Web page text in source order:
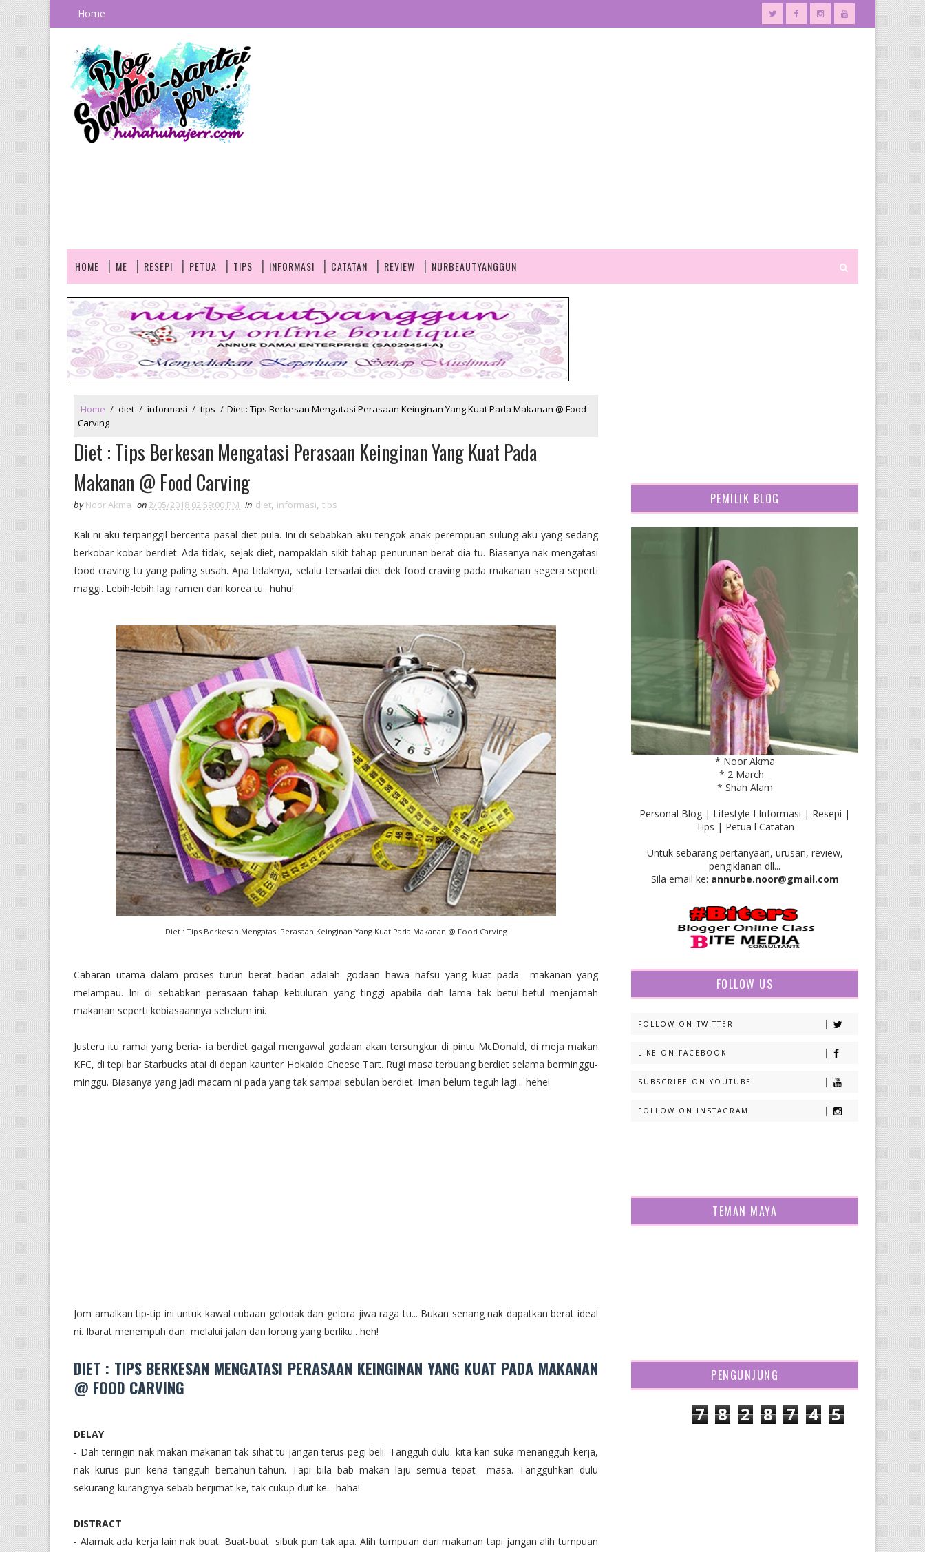
Home
HOME ME RESEPI PETUA TIPS INFORMASI CATATAN REVIEW NURBEAUTYANGGUN
Home / diet / informasi / tips / Diet : Tips Berkesan Mengatasi Perasaan Keinginan Yang Kuat Pada Makanan @ Food
Carving
Diet : Tips Berkesan Mengatasi Perasaan Keinginan Yang Kuat Pada
Makanan @ Food Carving
by Noor Akma on2/05/2018 02:59:00 PM in diet, informasi, tips
Kali ni aku terpanggil bercerita pasal diet pula. Ini di sebabkan aku tengok anak perempuan sulung aku yang sedang
berkobar-kobar berdiet. Ada tidak, sejak diet, nampaklah sikit tahap penurunan berat dia tu. Biasanya nak mengatasi
food craving tu yang paling susah. Apa tidaknya, selalu tersadai diet dek food craving pada makanan segera seperti
maggi. Lebih-lebih lagi ramen dari korea tu.. huhu!
Diet : Tips Berkesan Mengatasi Perasaan Keinginan Yang Kuat Pada Makanan @ Food Carving
Cabaran utama dalam proses turun berat badan adalah godaan hawa nafsu yang kuat pada makanan yang
melampau. Ini di sebabkan perasaan tahap kebuluran yang tinggi apabila dah lama tak betul-betul menjamah
makanan seperti kebiasaannya sebelum ini.
Justeru itu ramai yang beria- ia berdiet gagal mengawal godaan akan tersungkur di pintu McDonald, di meja makan
KFC, di tepi bar Starbucks atai di depan kaunter Hokaido Cheese Tart. Rugi masa terbuang berdiet selama berminggu-
minggu. Biasanya yang jadi macam ni pada yang tak sampai sebulan berdiet. Iman belum teguh lagi... hehe!
Jom amalkan tip-tip ini untuk kawal cubaan gelodak dan gelora jiwa raga tu... Bukan senang nak dapatkan berat ideal
ni. Ibarat menempuh dan melalui jalan dan lorong yang berliku.. heh!
DIET : TIPS BERKESAN MENGATASI PERASAAN KEINGINAN YANG KUAT PADA MAKANAN
@ FOOD CARVING
DELAY
- Dah teringin nak makan makanan tak sihat tu jangan terus pegi beli. Tangguh dulu. kita kan suka menangguh kerja,
nak kurus pun kena tangguh bertahun-tahun. Tapi bila bab makan laju semua tepat masa. Tangguhkan dulu
sekurang-kurangnya sebab berjimat ke, tak cukup duit ke... haha!
DISTRACT
- Alamak ada kerja lain nak buat. Buat-buat sibuk pun tak apa. Alih tumpuan dari makanan tapi jangan alih tumpuan
PEMILIK BLOG
* Noor Akma
* 2 March _
* Shah Alam
Personal Blog | Lifestyle I Informasi | Resepi |
Tips | Petua l Catatan
Untuk sebarang pertanyaan, urusan, review,
pengiklanan dll...
Sila email ke: annurbe.noor@gmail.com
FOLLOW US
FOLLOW ON TWITTER
LIKE ON FACEBOOK
SUBSCRIBE ON YOUTUBE
FOLLOW ON INSTAGRAM
TEMAN MAYA
PENGUNJUNG
7 8 2 8 7 4 5